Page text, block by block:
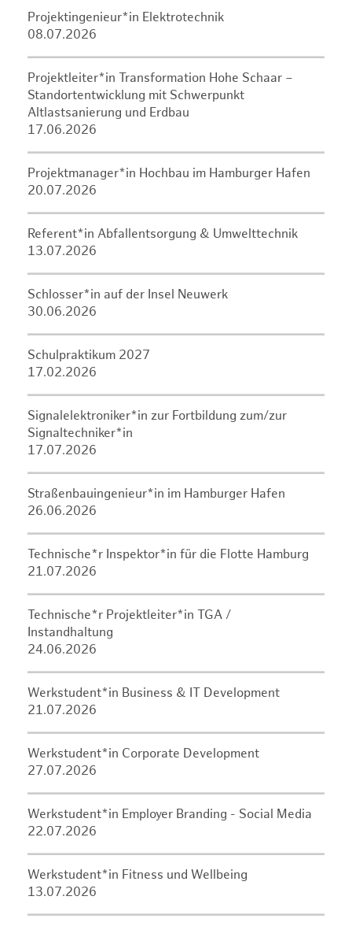
Projektingenieur*in Elektrotechnik
08.07.2026
Projektleiter*in Transformation Hohe Schaar –
Standortentwicklung mit Schwerpunkt
Altlastsanierung und Erdbau
17.06.2026
Projektmanager*in Hochbau im Hamburger Hafen
20.07.2026
Referent*in Abfallentsorgung & Umwelttechnik
13.07.2026
Schlosser*in auf der Insel Neuwerk
30.06.2026
Schulpraktikum 2027
17.02.2026
Signalelektroniker*in zur Fortbildung zum/zur
Signaltechniker*in
17.07.2026
Straßenbauingenieur*in im Hamburger Hafen
26.06.2026
Technische*r Inspektor*in für die Flotte Hamburg
21.07.2026
Technische*r Projektleiter*in TGA /
Instandhaltung
24.06.2026
Werkstudent*in Business & IT Development
21.07.2026
Werkstudent*in Corporate Development
27.07.2026
Werkstudent*in Employer Branding - Social Media
22.07.2026
Werkstudent*in Fitness und Wellbeing
13.07.2026